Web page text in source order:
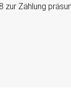
zur Zählung